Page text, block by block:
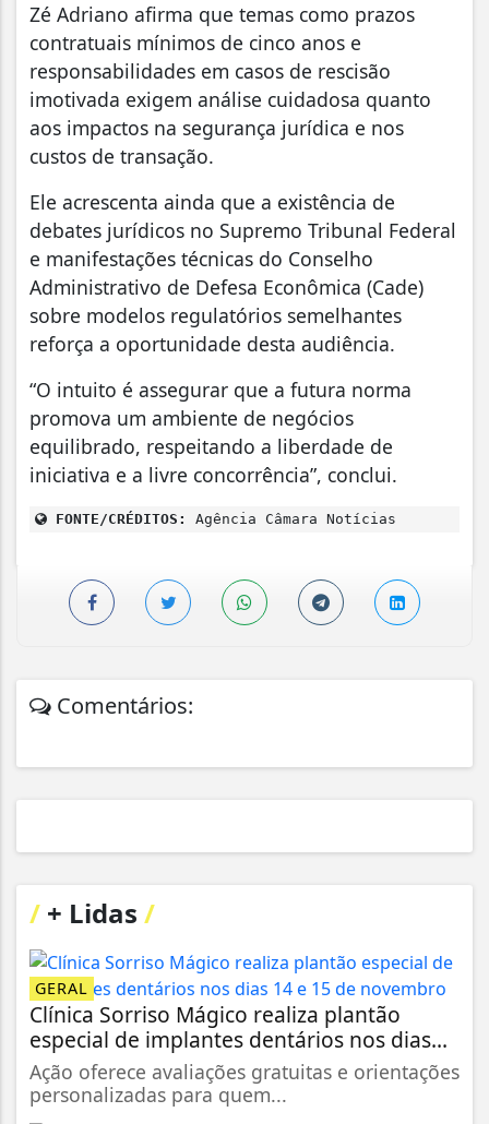
Zé Adriano afirma que temas como prazos
contratuais mínimos de cinco anos e
responsabilidades em casos de rescisão
imotivada exigem análise cuidadosa quanto
aos impactos na segurança jurídica e nos
custos de transação.
Ele acrescenta ainda que a existência de
debates jurídicos no Supremo Tribunal Federal
e manifestações técnicas do Conselho
Administrativo de Defesa Econômica (Cade)
sobre modelos regulatórios semelhantes
reforça a oportunidade desta audiência.
“O intuito é assegurar que a futura norma
promova um ambiente de negócios
equilibrado, respeitando a liberdade de
iniciativa e a livre concorrência”, conclui.
FONTE/CRÉDITOS: Agência Câmara Notícias
Comentários:
/ + Lidas /
GERAL
Clínica Sorriso Mágico realiza plantão
especial de implantes dentários nos dias...
Ação oferece avaliações gratuitas e orientações
personalizadas para quem...